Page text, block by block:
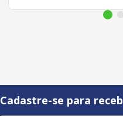
Cadastre-se para